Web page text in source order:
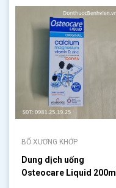
BỔ XƯƠNG KHỚP
Dung dịch uống
Osteocare Liquid 200ml